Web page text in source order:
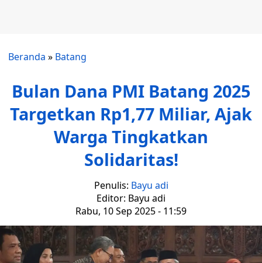
Beranda » Batang
Bulan Dana PMI Batang 2025
Targetkan Rp1,77 Miliar, Ajak
Warga Tingkatkan
Solidaritas!
Penulis: Bayu adi
Editor: Bayu adi
Rabu, 10 Sep 2025 - 11:59